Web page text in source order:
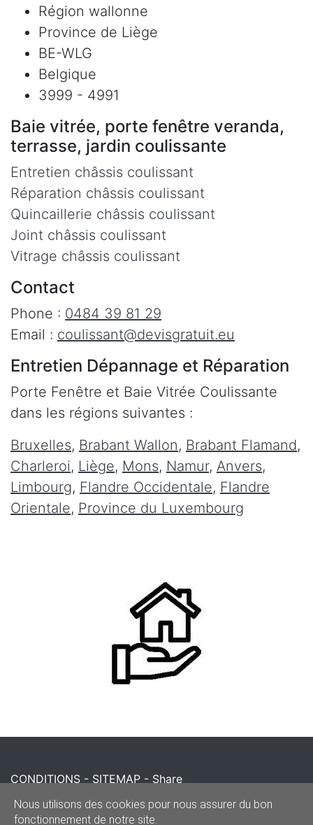
Région wallonne
Province de Liège
BE-WLG
Belgique
3999 - 4991
Baie vitrée, porte fenêtre veranda,
terrasse, jardin coulissante
Entretien châssis coulissant
Réparation châssis coulissant
Quincaillerie châssis coulissant
Joint châssis coulissant
Vitrage châssis coulissant
Contact
Phone : 0484 39 81 29
Email : coulissant@devisgratuit.eu
Entretien Dépannage et Réparation
Porte Fenêtre et Baie Vitrée Coulissante
dans les régions suivantes :
Bruxelles, Brabant Wallon, Brabant Flamand,
Charleroi, Liège, Mons, Namur, Anvers,
Limbourg, Flandre Occidentale, Flandre
Orientale, Province du Luxembourg
CONDITIONS - SITEMAP - Share
Nous utilisons des cookies pour nous assurer du bon
fonctionnement de notre site.